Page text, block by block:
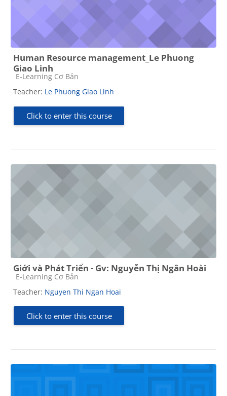
Human Resource management_Le Phuong
Giao Linh
Course category
E-Learning Cơ Bản
Teacher: Le Phuong Giao Linh
Click to enter this course
Giới và Phát Triển - Gv: Nguyễn Thị Ngân Hoài
Course category
E-Learning Cơ Bản
Teacher: Nguyen Thi Ngan Hoai
Click to enter this course